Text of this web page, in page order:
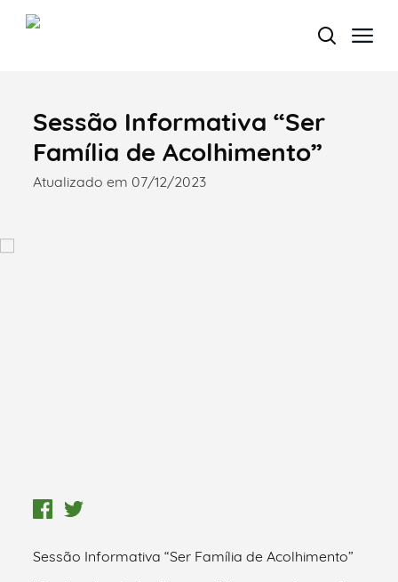
Termo de Pesquisa
Sessão Informativa “Ser
Família de Acolhimento”
Atualizado em 07/12/2023
Sessão Informativa “Ser Família de Acolhimento”